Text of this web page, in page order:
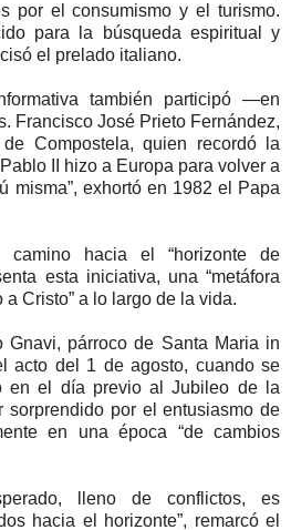
por el consumismo y el turismo.
para la búsqueda espiritual y
el prelado italiano.
también participó —en
Francisco José Prieto Fernández,
Compostela, quien recordó la
II hizo a Europa para volver a
misma”, exhortó en 1982 el Papa
hacia el “horizonte de
esta iniciativa, una “metáfora
Cristo” a lo largo de la vida.
Gnavi, párroco de Santa Maria in
acto del 1 de agosto, cuando se
en el día previo al Jubileo de la
sorprendido por el entusiasmo de
en una época “de cambios
lleno de conflictos, es
hacia el horizonte”, remarcó el